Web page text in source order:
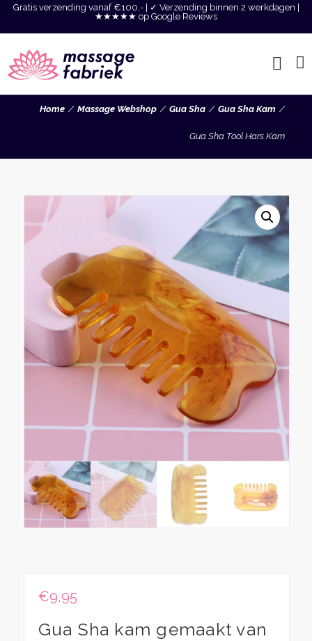
Gratis verzending vanaf €100,- | ✓ Verzending binnen 2 werkdagen |
★★★★★ op Google Reviews
Home Massage Webshop Gua Sha Gua Sha Kam
Gua Sha Tool Hars Kam
€9,95
Gua Sha kam gemaakt van